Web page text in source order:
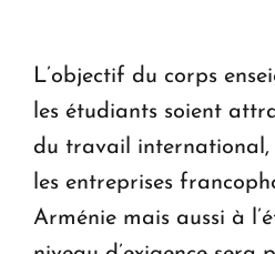
L’objectif du corps
les étudiants soient
du travail international,
les entreprises
Arménie mais aussi à